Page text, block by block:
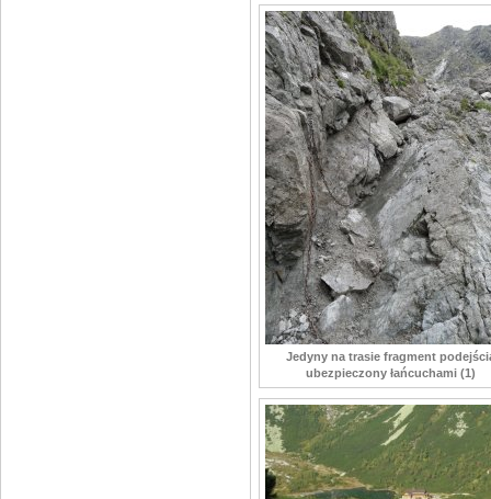
Jedyny na trasie fragment
ubezpieczony łańcuchami (1)